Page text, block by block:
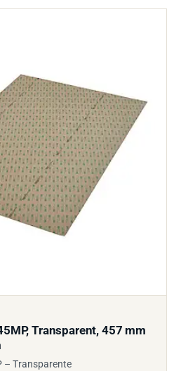
Transparent, 457 mm
– Transparente